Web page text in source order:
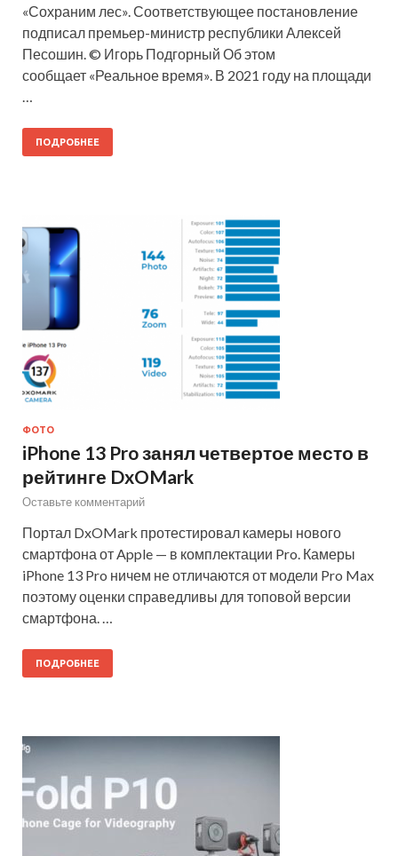
«Сохраним лес». Соответствующее постановление
подписал премьер-министр республики Алексей
Песошин. © Игорь Подгорный Об этом
сообщает «Реальное время». В 2021 году на площади
…
ПОДРОБНЕЕ
ФОТО
iPhone 13 Pro занял четвертое место в
рейтинге DxOMark
Оставьте комментарий
Портал DxOMark протестировал камеры нового
смартфона от Apple — в комплектации Pro. Камеры
iPhone 13 Pro ничем не отличаются от модели Pro Max
поэтому оценки справедливы для топовой версии
смартфона. …
ПОДРОБНЕЕ